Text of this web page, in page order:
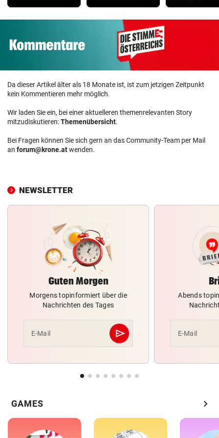
Da dieser Artikel älter als 18 Monate ist, ist zum jetzigen Zeitpunkt
kein Kommentieren mehr möglich.
Wir laden Sie ein, bei einer aktuelleren themenrelevanten Story
mitzudiskutieren:Themenübersicht.
Bei Fragen können Sie sich gern an das Community-Team per Mail
an forum@krone.atwenden.
NEWSLETTER
Guten Morgen
Morgens topinformiert über die
Nachrichten des Tages
E-Mail send
Abschicken
Abends
E-Mail
GAMES chevron_right